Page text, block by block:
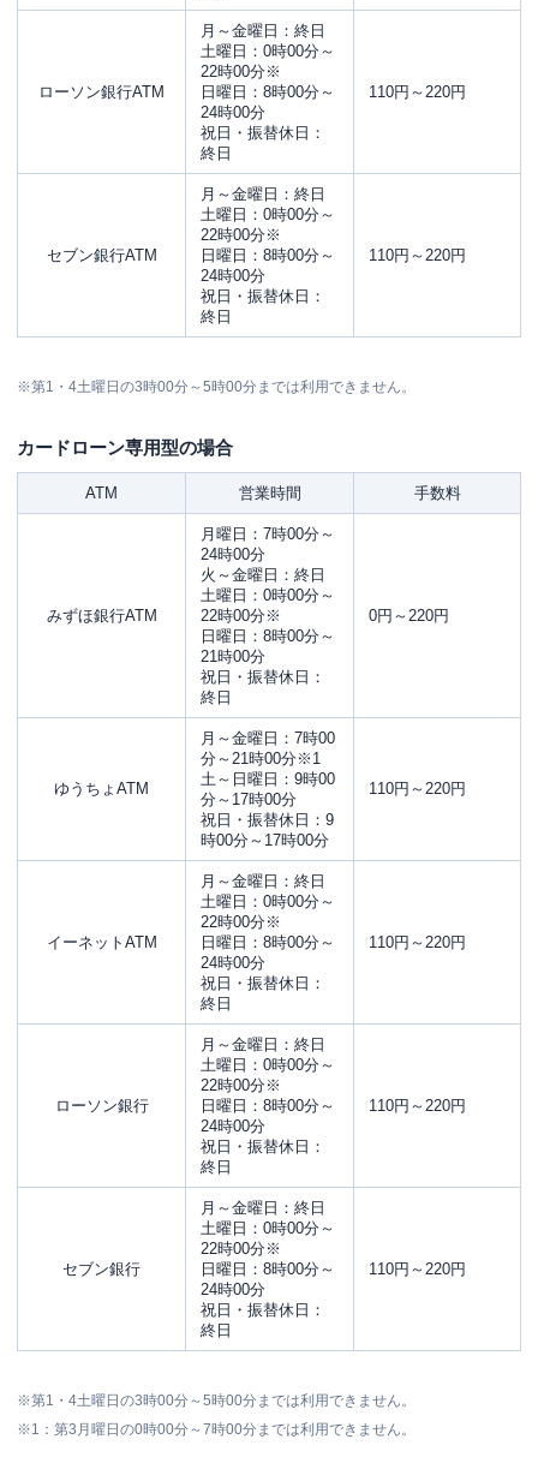
ローソン銀行ATM
月～金曜日：終日
土曜日：0時00分～
22時00分※
日曜日：8時00分～
24時00分
祝日・振替休日：
終日
110円～220円
セブン銀行ATM
月～金曜日：終日
土曜日：0時00分～
22時00分※
日曜日：8時00分～
24時00分
祝日・振替休日：
終日
110円～220円
※第1・4土曜日の3時00分～5時00分までは利用できません。
カードローン専用型の場合
ATM 営業時間 手数料
みずほ銀行ATM
月曜日：7時00分～
24時00分
火～金曜日：終日
土曜日：0時00分～
22時00分※
日曜日：8時00分～
21時00分
祝日・振替休日：
終日
0円～220円
ゆうちょATM
月～金曜日：7時00
分～21時00分※1
土～日曜日：9時00
分～17時00分
祝日・振替休日：9
時00分～17時00分
110円～220円
イーネットATM
月～金曜日：終日
土曜日：0時00分～
22時00分※
日曜日：8時00分～
24時00分
祝日・振替休日：
終日
110円～220円
ローソン銀行
月～金曜日：終日
土曜日：0時00分～
22時00分※
日曜日：8時00分～
24時00分
祝日・振替休日：
終日
110円～220円
セブン銀行
月～金曜日：終日
土曜日：0時00分～
22時00分※
日曜日：8時00分～
24時00分
祝日・振替休日：
終日
110円～220円
※第1・4土曜日の3時00分～5時00分までは利用できません。
※1：第3月曜日の0時00分～7時00分までは利用できません。